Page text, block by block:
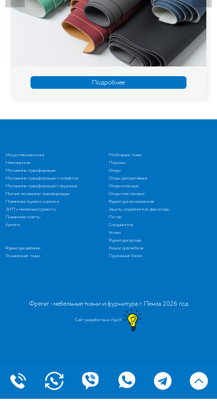
Подробнее
Искусственная кожа
Мебельные ткани
Наполнители
Поролон
Механизмы трансформации
Механизмы трансформации с газлифтом
Механизмы трансформации с пружиной
Прочие механизмы трансформации
Опоры
Опоры декоративные
Опоры колесные
Опоры пластиковые
Пневмоинструмент и крепеж
ЗИП к пневмоинструменту
Пневмопистолеты
Крепеж
Фурнитура механическая
Зацепы, ограничители, фиксаторы
Петли
Соединители
Уголки
Фурнитура прочая
Фурнитура швейная
Разное для мебели
Технические ткани
Пружинные блоки
Фрегат - мебельные ткани и фурнитура г. Пенза 2026 год
Сайт разработан в ИдеЯ